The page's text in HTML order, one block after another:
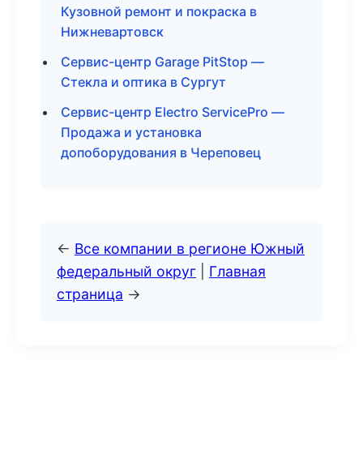
Кузовной ремонт и покраска в
Нижневартовск
Сервис-центр Garage PitStop —
Стекла и оптика в Сургут
Сервис-центр Electro ServicePro —
Продажа и установка
допоборудования в Череповец
← Все компании в регионе Южный
федеральный округ
Главная
страница →